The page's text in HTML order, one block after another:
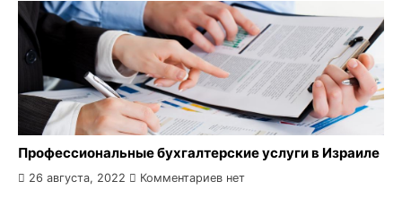
Профессиональные бухгалтерские услуги в Израиле
26 августа, 2022 Комментариев нет